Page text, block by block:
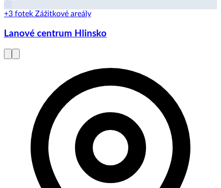
+3 fotek Zážitkové areály
Lanové centrum Hlinsko